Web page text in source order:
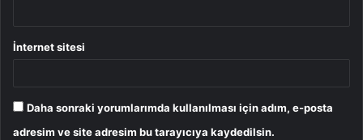
İnternet sitesi
Daha sonraki yorumlarımda kullanılması için adım, e-posta
adresim ve site adresim bu tarayıcıya kaydedilsin.